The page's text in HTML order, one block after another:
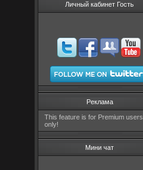
Личный кабинет Гость
Реклама
This feature is for Premium users
only!
Мини чат